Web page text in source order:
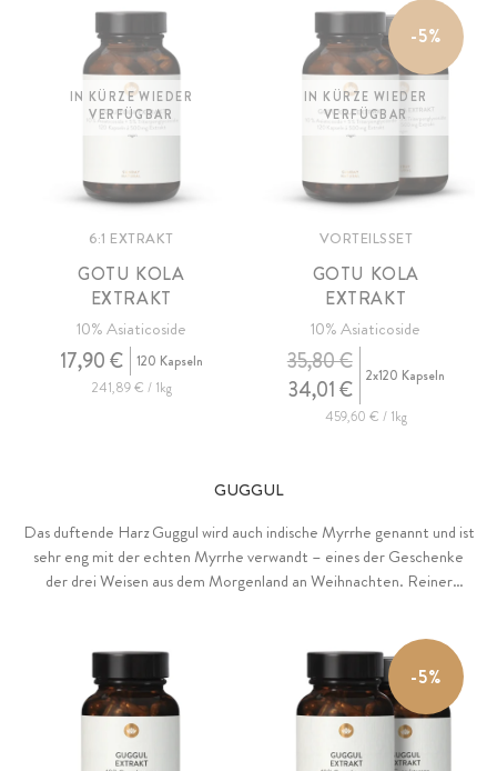
wertvolle Terpenoide. Reiner Gotu-Kola-Extrakt mit
standardisiertem Gehalt von 10% Asiaticosiden und 5 %
Triterpenglycosiden, gewonnen mittels Wasserextraktion im
Extraktionsverhältnis von 6:1. Ohne jedwede Zusätze, vegan.
IN KÜRZE WIEDER
VERFÜGBAR
6:1 EXTRAKT
GOTU KOLA
EXTRAKT
10% Asiaticoside
17,90 €
120 Kapseln
241,89 € / 1kg
-5%
IN KÜRZE WIEDER
VERFÜGBAR
VORTEILSSET
GOTU KOLA
EXTRAKT
10% Asiaticoside
34,01 €
35,80 € 2x120 Kapseln
459,60 € / 1kg
GUGGUL
Das duftende Harz Guggul wird auch indische Myrrhe genannt und ist
sehr eng mit der echten Myrrhe verwandt – eines der Geschenke
der drei Weisen aus dem Morgenland an Weihnachten. Reiner
-5%